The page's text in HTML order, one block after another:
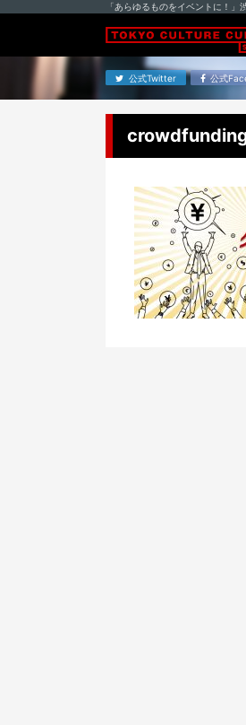
「あらゆるものをイベントに！
公式Twitter 公式